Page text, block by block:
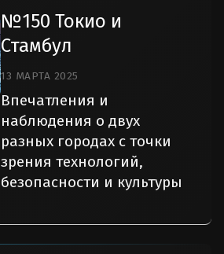
№150 Токио и
Стамбул
13 МАРТА 2025
Впечатления и
наблюдения о двух
разных городах с точки
зрения технологий,
безопасности и культуры